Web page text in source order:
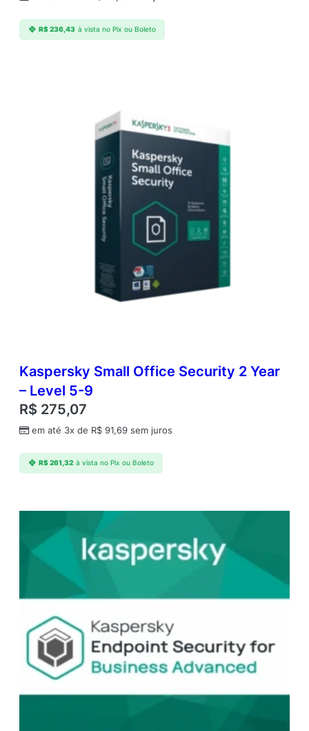
R$236,43 à vista no Pix ou Boleto
Kaspersky Small Office Security 2 Year
– Level 5-9
R$ 275,07
em até 3x de R$ 91,69 sem juros
R$261,32 à vista no Pix ou Boleto